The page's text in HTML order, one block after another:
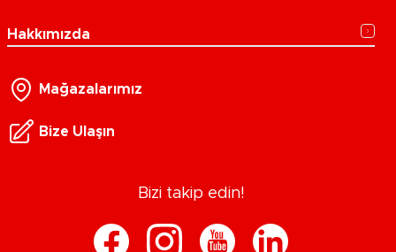
Hakkımızda
Mağazalarımız
Bize Ulaşın
Bizi takip edin!